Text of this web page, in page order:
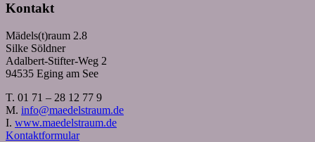
Kontakt
Mädels(t)raum 2.8
Silke Söldner
Adalbert-Stifter-Weg 2
94535 Eging am See
T. 01 71 – 28 12 77 9
M. info@maedelstraum.de
I. www.maedelstraum.de
Kontaktformular